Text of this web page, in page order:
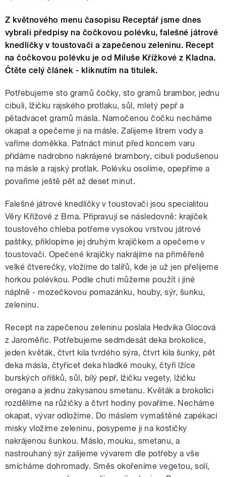
Z květnového menu časopisu Receptář jsme dnes
vybrali předpisy na čočkovou polévku, falešné játrové
knedlíčky v toustovači a zapečenou zeleninu. Recept
na čočkovou polévku je od Miluše Křížkové z Kladna.
Čtěte celý článek - kliknutím na titulek.
Potřebujeme sto gramů čočky, sto gramů brambor, jednu
cibuli, lžičku rajského protlaku, sůl, mletý pepř a
pětadvacet gramů másla. Namočenou čočku necháme
okapat a opečeme ji na másle. Zalijeme litrem vody a
vaříme doměkka. Patnáct minut před koncem varu
přidáme nadrobno nakrájené brambory, cibuli podušenou
na másle a rajský protlak. Polévku osolíme, opepříme a
povaříme ještě pět až deset minut.
Falešné játrové knedlíčky v toustovači jsou specialitou
Věry Křížové z Brna. Připravují se následovně: krajíček
toustového chleba potřeme vysokou vrstvou játrové
paštiky, přiklopíme jej druhým krajíčkem a opečeme v
toustovači. Opečené krajíčky nakrájíme na přiměřeně
velké čtverečky, vložíme do talířů, kde je už jen přelijeme
horkou polévkou. Podle chuti můžeme použít i jiné
náplně - mozečkovou pomazánku, houby, sýr, šunku,
zeleninu.
Recept na zapečenou zeleninu poslala Hedvika Glocová
z Jaroměřic. Potřebujeme sedmdesát deka brokolice,
jeden květák, čtvrt kila tvrdého sýra, čtvrt kila šunky, pět
deka másla, čtyřicet deka hladké mouky, čtyři lžíce
burských oříšků, sůl, bílý pepř, lžičku vegety, lžičku
oregana a jednu zakysanou smetanu. Květák a brokolici
rozdělíme na růžičky a čtvrt hodiny povaříme. Necháme
okapat, vývar odložíme. Do máslem vymaštěné zapékací
misky vložíme zeleninu, posypeme ji na kostičky
nakrájenou šunkou. Máslo, mouku, smetanu, a
nastrouhaný sýr zalijeme vývarem dle potřeby a vše
smícháme dohromady. Směs okořeníme vegetou, solí,